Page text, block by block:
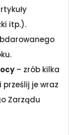
itp.).
– zrób kilka
je wraz
Zarządu